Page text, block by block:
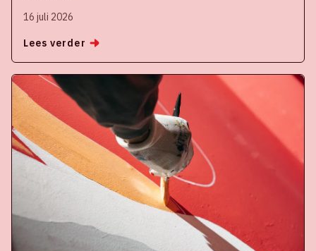
16 juli 2026
Lees verder